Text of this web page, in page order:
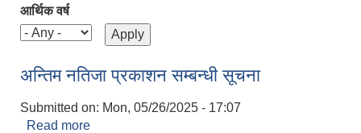
आर्थिक वर्ष
अन्तिम नतिजा प्रकाशन सम्बन्धी सूचना
Submitted on: Mon, 05/26/2025 - 17:07
Read more